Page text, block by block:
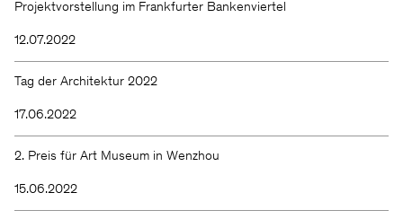
Projektvorstellung im Frankfurter Bankenviertel
12.07.2022
Tag der Architektur 2022
17.06.2022
2. Preis für Art Museum in Wenzhou
15.06.2022